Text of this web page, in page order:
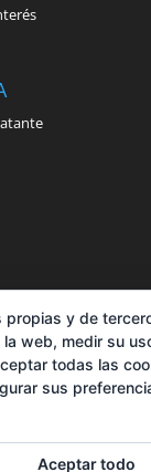
cookies
propias y de
web, medir su
todas las
sus
Aceptar todo